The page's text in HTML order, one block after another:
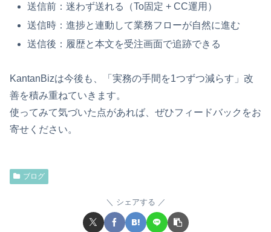
送信前：迷わず送れる（To固定 + CC運用）
送信時：進捗と連動して業務フローが自然に進む
送信後：履歴と本文を受注画面で追跡できる
KantanBizは今後も、「実務の手間を1つずつ減らす」改
善を積み重ねていきます。
使ってみて気づいた点があれば、ぜひフィードバックをお
寄せください。
ブログ
シェアする